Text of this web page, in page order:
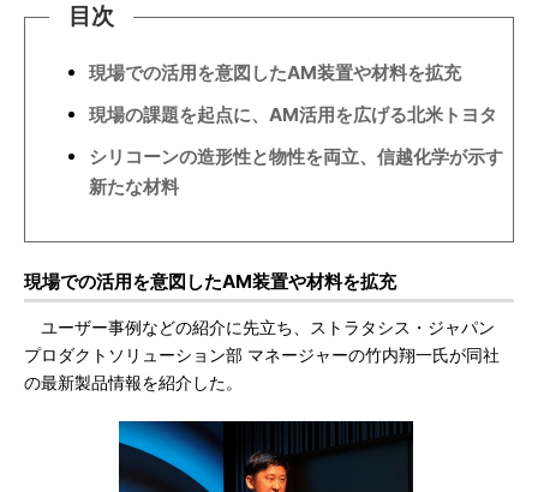
目次
現場での活用を意図したAM装置や材料を拡充
現場の課題を起点に、AM活用を広げる北米トヨタ
シリコーンの造形性と物性を両立、信越化学が示す
新たな材料
現場での活用を意図したAM装置や材料を拡充
ユーザー事例などの紹介に先立ち、ストラタシス・ジャパン
プロダクトソリューション部 マネージャーの竹内翔一氏が同社
の最新製品情報を紹介した。